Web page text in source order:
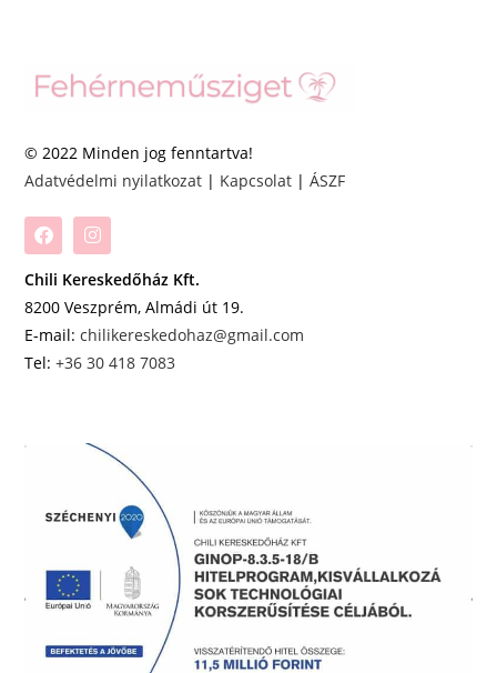
© 2022 Minden jog fenntartva!
Adatvédelmi nyilatkozat | Kapcsolat |ÁSZF
Chili Kereskedőház Kft.
8200 Veszprém, Almádi út 19.
E-mail:chilikereskedohaz@gmail.com
Tel:+36 30 418 7083